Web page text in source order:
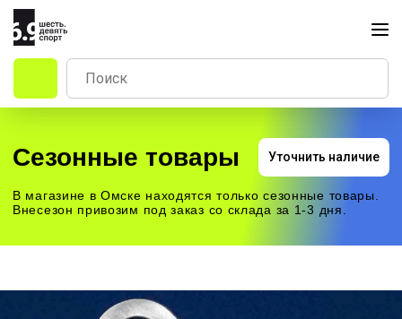
Сезонные товары
В магазине в Омске находятся только сезонные товары.
Внесезон привозим под заказ со склада за 1-3 дня.